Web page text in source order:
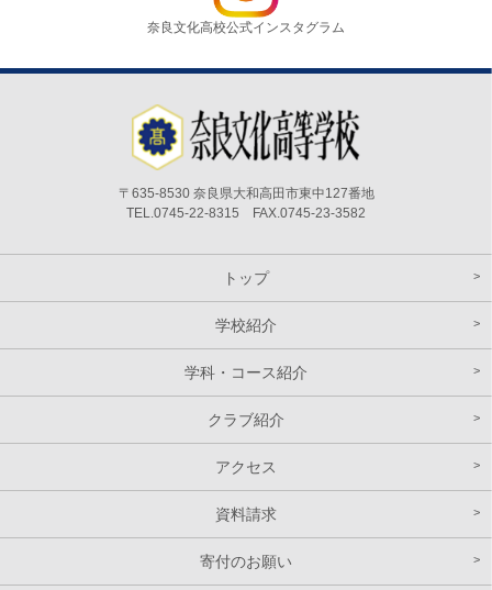
奈良文化高校公式インスタグラム
〒635-8530 奈良県大和高田市東中127番地
TEL.0745-22-8315 FAX.0745-23-3582
トップ
学校紹介
学科・コース紹介
クラブ紹介
アクセス
資料請求
寄付のお願い